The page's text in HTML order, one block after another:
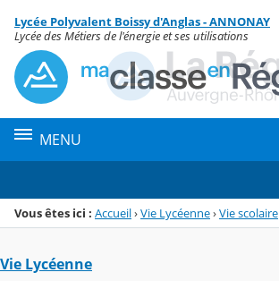
Menu de la rubrique
Contenu
Lycée Polyvalent Boissy d'Anglas - ANNONAY
Lycée des Métiers de l'énergie et ses utilisations
MENU
Vous êtes ici : Accueil›Vie Lycéenne›Vie scolaire
Vie Lycéenne